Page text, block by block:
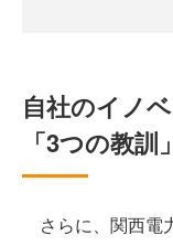
自社のイノ
「3つの教訓」
さらに、関西電